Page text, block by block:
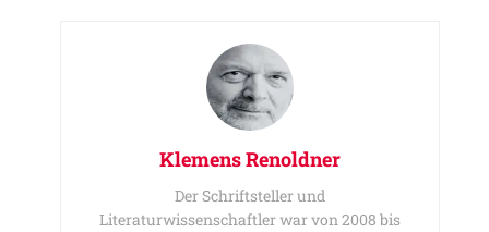
Klemens Renoldner
Der Schriftsteller und
Literaturwissenschaftler war von 2008 bis